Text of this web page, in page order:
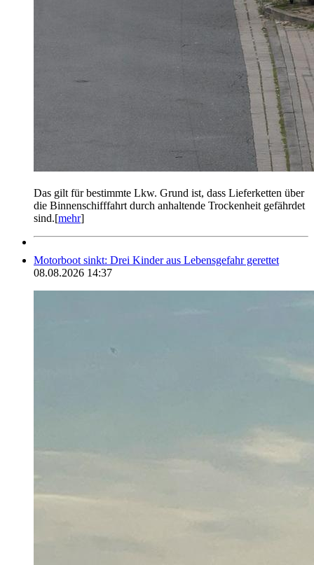
Das gilt für bestimmte Lkw. Grund ist, dass Lieferketten über
die Binnenschifffahrt durch anhaltende Trockenheit gefährdet
sind.[mehr]
Motorboot sinkt: Drei Kinder aus Lebensgefahr gerettet
08.08.2026 14:37